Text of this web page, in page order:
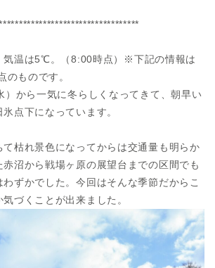
気温は5℃。（8:00時点）※下記の情報は
のものです。
）から一気に冬らしくなってきて、朝早い
点下になっています。
枯れ景色になってからは交通量も明らか
沼から戦場ヶ原の展望台までの区間でも
わずかでした。今回はそんな季節だからこ
づくことが出来ました。